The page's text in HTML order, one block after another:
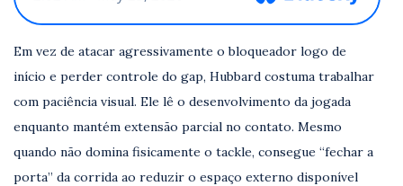
Em vez de atacar agressivamente o bloqueador logo de
início e perder controle do gap, Hubbard costuma trabalhar
com paciência visual. Ele lê o desenvolvimento da jogada
enquanto mantém extensão parcial no contato. Mesmo
quando não domina fisicamente o tackle, consegue “fechar a
porta” da corrida ao reduzir o espaço externo disponível